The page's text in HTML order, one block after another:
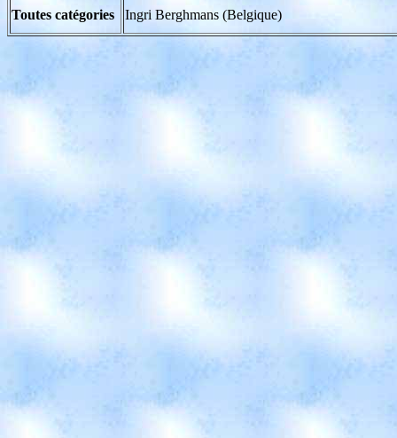
Toutes catégories Ingri Berghmans (Belgique)